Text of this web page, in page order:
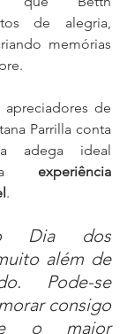
de alegria,
memórias
apreciadores de
Parrilla conta
adega ideal
experiência
.
o Dia dos
além de
Pode-se
consigo
o maior